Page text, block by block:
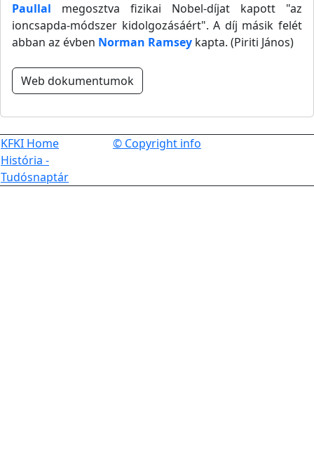
Paullal megosztva fizikai Nobel-díjat kapott "az
ioncsapda-módszer kidolgozásáért". A díj másik felét
abban az évben Norman Ramsey kapta. (Piriti János)
Web dokumentumok
KFKI Home
História -
Tudósnaptár
© Copyright info